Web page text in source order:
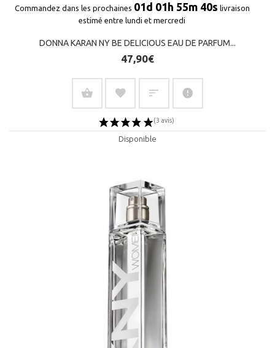
Commandez dans les prochaines 01d 01h 55m 40s livraison
estimé entre lundi et mercredi
DONNA KARAN NY BE DELICIOUS EAU DE PARFUM...
47,90€
Disponible